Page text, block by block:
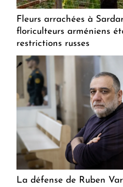
Fleurs arrachées à
floriculteurs arméniens
restrictions russes
La défense de Ruben